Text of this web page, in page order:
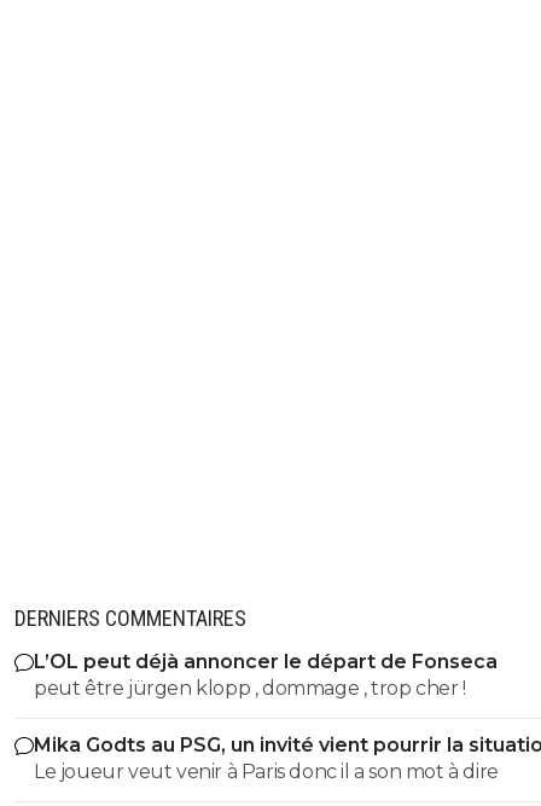
DERNIERS COMMENTAIRES
L’OL peut déjà annoncer le départ de Fonseca
peut être jürgen klopp , dommage , trop cher !
Mika Godts au PSG, un invité vient pourrir la
Le joueur veut venir à Paris donc il a son mot à dire